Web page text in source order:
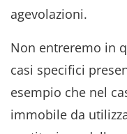
agevolazioni.
Non entreremo in
casi specifici
esempio che nel
immobile da